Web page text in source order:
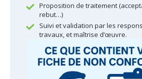
Proposition de traitement
rebut…)
Suivi et validation par les
travaux, et maîtrise d’œuvre.